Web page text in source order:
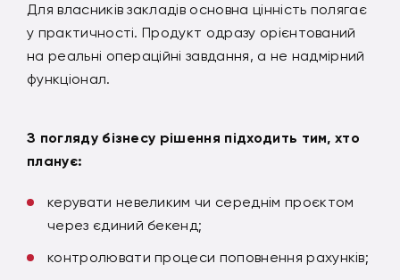
Для власників закладів основна цінність полягає
у практичності. Продукт одразу орієнтований
на реальні операційні завдання, а не надмірний
функціонал.
З погляду бізнесу рішення підходить тим, хто
планує:
керувати невеликим чи середнім проєктом
через єдиний бекенд;
контролювати процеси поповнення рахунків;